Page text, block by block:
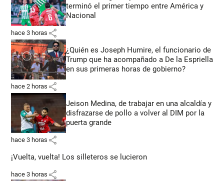
terminó el primer tiempo entre América y
Nacional
hace 3 horas share
¿Quién es Joseph Humire, el funcionario de
Trump que ha acompañado a De la Espriella
en sus primeras horas de gobierno?
hace 2 horas share
Jeison Medina, de trabajar en una alcaldía y
disfrazarse de pollo a volver al DIM por la
puerta grande
hace 3 horas share
¡Vuelta, vuelta! Los silleteros se lucieron
hace 3 horas share